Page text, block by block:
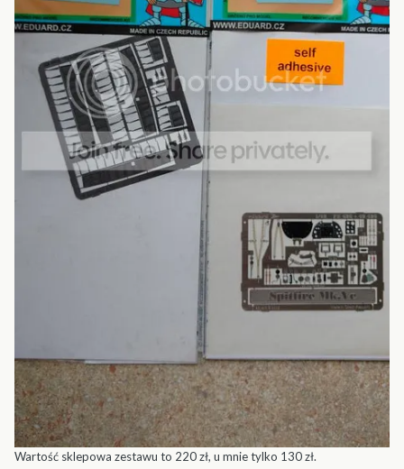
Wartość sklepowa zestawu to 220 zł, u mnie tylko 130 zł.